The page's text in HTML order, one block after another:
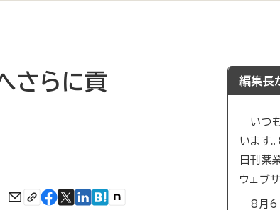
さらに貢
編集長
いつも
います
日刊薬
ウェブ
8月6